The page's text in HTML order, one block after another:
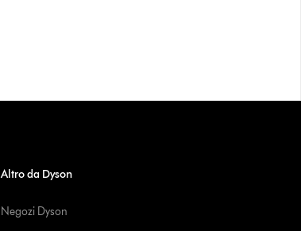
Altro da Dyson
Negozi Dyson